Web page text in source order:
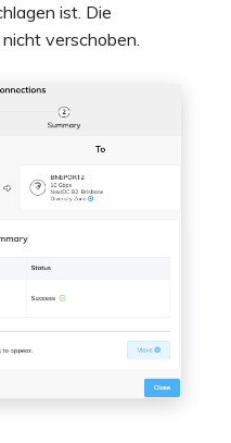
ist. Die
verschoben.